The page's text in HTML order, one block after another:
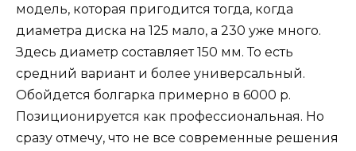
модель, которая пригодится тогда, когда
диаметра диска на 125 мало, а 230 уже много.
Здесь диаметр составляет 150 мм. То есть
средний вариант и более универсальный.
Обойдется болгарка примерно в 6000 р.
Позиционируется как профессиональная. Но
сразу отмечу, что не все современные решения